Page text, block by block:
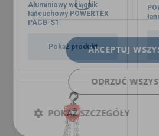
Aluminiowy wciągnik
łańcuchowy POWERTEX
PACB-S1
Pokaż produktAKCEPTUJ
ODRZUĆ
POKAŻ SZCZEGÓŁY